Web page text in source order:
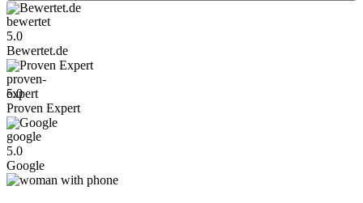
Bewertet.de
5.0
Bewertet.de
Proven Expert
5.0
Proven Expert
Google
5.0
Google